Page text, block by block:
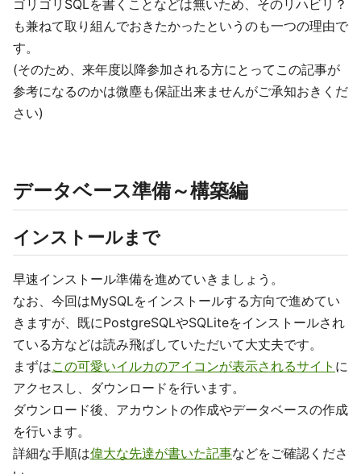
ゴリゴリSQLを書くことなどは無いため、そのリハビリ？
も兼ねて取り組んでおきたかったというのも一つの理由で
す。
(そのため、来年度以降参加される方にとってこの記事が
参考になるのかは微塵も保証出来ませんがご承知おきくだ
さい)
データベース準備～構築編
インストールまで
早速インストール準備を進めていきましょう。
なお、今回はMySQLをインストールする方向で進めてい
きますが、既にPostgreSQLやSQLiteをインストールされ
ている方などは読み飛ばしていただいて大丈夫です。
まずはこの可愛いイルカのアイコンが表示されるサイト に
アクセスし、ダウンロードを行います。
ダウンロード後、アカウントの作成やデータベースの作成
を行います。
詳細な手順は偉大な先達が書いた記事などをご確認くださ